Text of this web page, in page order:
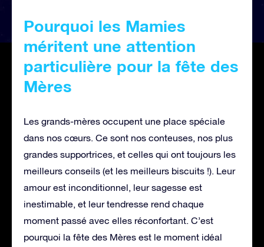
Pourquoi les Mamies
méritent une attention
particulière pour la fête des
Mères
Les grands-mères occupent une place spéciale
dans nos cœurs. Ce sont nos conteuses, nos plus
grandes supportrices, et celles qui ont toujours les
meilleurs conseils (et les meilleurs biscuits !). Leur
amour est inconditionnel, leur sagesse est
inestimable, et leur tendresse rend chaque
moment passé avec elles réconfortant. C’est
pourquoi la fête des Mères est le moment idéal